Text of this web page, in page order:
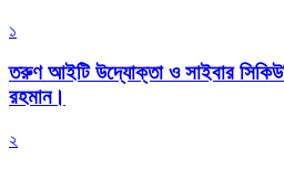
১
তরুণ আইটি উদ্যোক্তা ও সাইবার
রহমান।
২